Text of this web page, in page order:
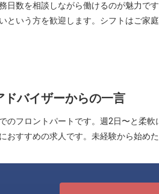
日数を相談しながら働けるのが魅力で
という方を歓迎します。シフトはご家
ドバイザーからの一言
のフロントパートです。週2日〜と柔
おすすめの求人です。未経験から始め